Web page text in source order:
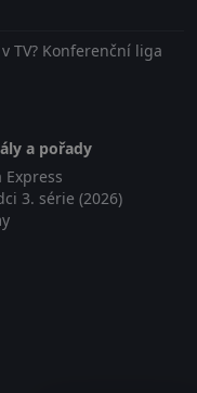
TV? Konferenční liga
a pořady
Express
3. série (2026)